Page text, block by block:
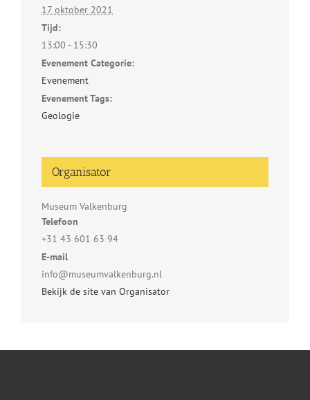
17 oktober 2021
Tijd:
13:00 - 15:30
Evenement Categorie:
Evenement
Evenement Tags:
Geologie
Organisator
Museum Valkenburg
Telefoon
+31 43 601 63 94
E-mail
info@museumvalkenburg.nl
Bekijk de site van Organisator